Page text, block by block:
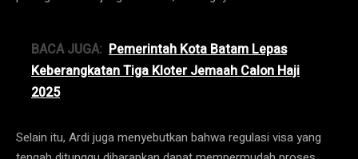
BACA JUGA: Pemerintah Kota Batam Lepas
Keberangkatan Tiga Kloter Jemaah Calon Haji
2025
Selain itu, Ardi juga menyebutkan bahwa regulasi visa yang